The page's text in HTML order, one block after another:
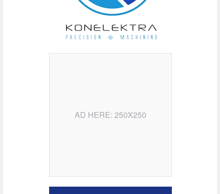
AD HERE: 250X250